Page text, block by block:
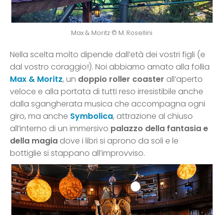
Max & Moritz © M. Rosellini
Nella scelta molto dipende dall’età dei vostri figli (e
dal vostro coraggio!). Noi abbiamo amato alla follia
Max & Moritz, un doppio roller coaster all’aperto
veloce e alla portata di tutti reso irresistibile anche
dalla sgangherata musica che accompagna ogni
giro, ma anche Symbolica, attrazione al chiuso
all’interno di un immersivo palazzo della fantasia e
della magia dove i libri si aprono da soli e le
bottiglie si stappano all’improvviso.